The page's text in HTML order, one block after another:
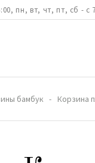
пн, вт, чт, пт, сб - с
бамбук Корзина